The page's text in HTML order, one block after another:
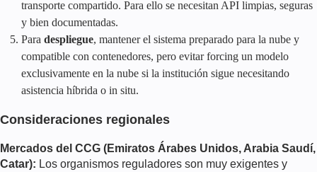
transporte compartido. Para ello se necesitan API limpias, seguras
y bien documentadas.
Para despliegue, mantener el sistema preparado para la nube y
compatible con contenedores, pero evitarforcing un modelo
exclusivamente en la nube si la institución sigue necesitando
asistencia híbrida o in situ.
Consideraciones regionales
Mercados del CCG (Emiratos Árabes Unidos, Arabia Saudí,
Catar): Los organismos reguladores son muy exigentes y